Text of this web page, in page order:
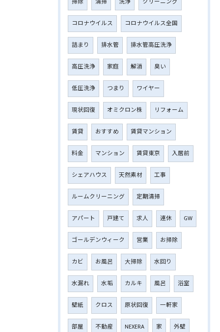
コロナウイルス コロナウイルス全国
詰まり 排水管 排水管高圧洗浄
高圧洗浄 家庭 解消 臭い
低圧洗浄 つまり ワイヤー
現状回復 オミクロン株 リフォーム
賃貸 おすすめ 賃貸マンション
料金 マンション 賃貸東京 入居前
シェアハウス 天然素材 工事
ルームクリーニング 定期清掃
アパート 戸建て 求人 連休 GW
ゴールデンウィーク 営業 お掃除
カビ お風呂 大掃除 水回り
水漏れ 水垢 カルキ 風呂 浴室
壁紙 クロス 原状回復 一軒家
部屋 不動産 NEXERA 家 外壁